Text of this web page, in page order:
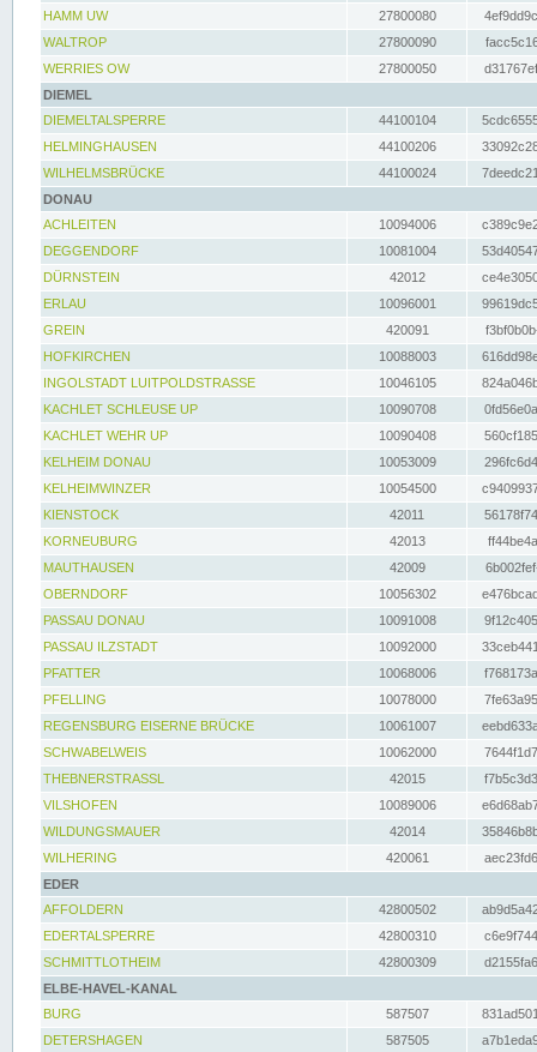
HAMM UW
27800080
WALTROP
27800090
WERRIES OW
27800050
DIEMEL
DIEMELTALSPERRE
44100104
HELMINGHAUSEN
44100206
WILHELMSBRÜCKE
44100024
DONAU
ACHLEITEN
10094006
DEGGENDORF
10081004
DÜRNSTEIN
42012
ERLAU
10096001
GREIN
420091
HOFKIRCHEN
10088003
INGOLSTADT LUITPOLDSTRASSE
10046105
KACHLET SCHLEUSE UP
10090708
KACHLET WEHR UP
10090408
KELHEIM DONAU
10053009
KELHEIMWINZER
10054500
KIENSTOCK
42011
KORNEUBURG
42013
MAUTHAUSEN
42009
OBERNDORF
10056302
PASSAU DONAU
10091008
PASSAU ILZSTADT
10092000
PFATTER
10068006
PFELLING
10078000
REGENSBURG EISERNE BRÜCKE
10061007
SCHWABELWEIS
10062000
THEBNERSTRASSL
42015
VILSHOFEN
10089006
WILDUNGSMAUER
42014
WILHERING
420061
EDER
AFFOLDERN
42800502
EDERTALSPERRE
42800310
SCHMITTLOTHEIM
42800309
ELBE-HAVEL-KANAL
BURG
587507
DETERSHAGEN
587505